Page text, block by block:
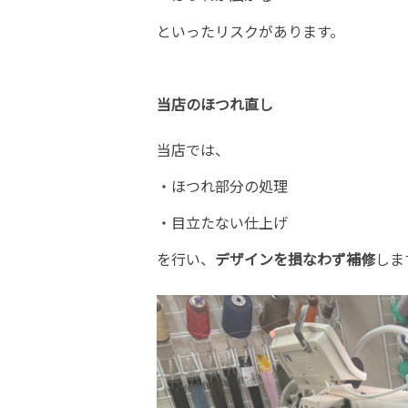
といったリスクがあります。
当店のほつれ直し
当店では、
・ほつれ部分の処理
・目立たない仕上げ
を行い、 デザインを損なわず補修しま